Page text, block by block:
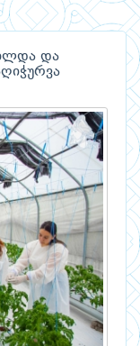
და